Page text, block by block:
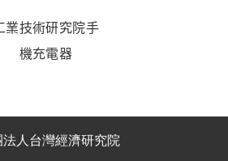
業技術研究院手
機充電器
人台灣經濟研究院